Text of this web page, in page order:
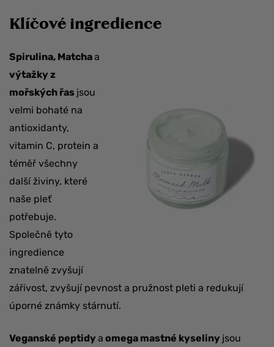
Klíčové ingredience
Spirulina, Matchaa
výtažky z
mořských řas jsou
velmi bohaté na
antioxidanty,
vitamin C, protein a
téměř všechny
další živiny, které
naše pleť
potřebuje.
Společně tyto
ingredience
znatelně zvyšují
zářivost, zvyšují pevnost a pružnost pleti a redukují
úporné známky stárnutí.
Veganské peptidy a omega mastné kyseliny jsou